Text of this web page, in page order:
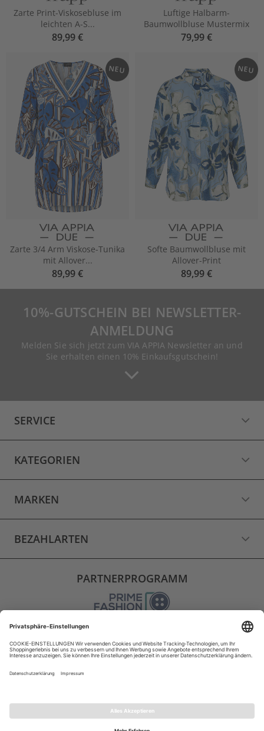
Zarte Print-Viskosebluse im
leichten A-S...
89,99 €
Luftige Halbarm-
Baumwollbluse Mustermix
79,99 €
NEU
Zarte 3/4 Arm Viskose-Tunika
mit Allover...
89,99 €
NEU
Softe Baumwollbluse mit
Allover-Print
89,99 €
10%-GUTSCHEIN BEI NEWSLETTER-
ANMELDUNG
Melden Sie sich jetzt zum VIA APPIA Newsletter an und
Sie erhalten einen 10% Einkaufsgutschein!
SERVICE
KATEGORIEN
MARKEN
BEZAHLARTEN
PARTNERPROGRAMM
VERSAND
WIDERRUF